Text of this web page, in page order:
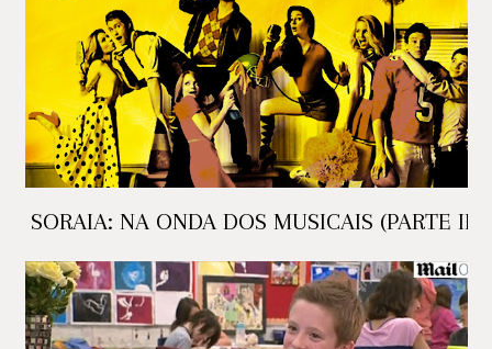
SORAIA: NA ONDA DOS MUSICAIS (PARTE II)